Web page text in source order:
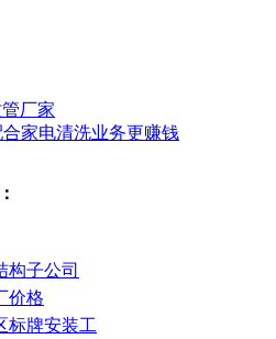
厂家
家电清洗业务更赚钱
构子公司
价格
标牌安装工